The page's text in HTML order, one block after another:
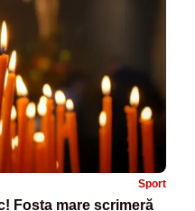
Sport
Fosta mare scrimeră